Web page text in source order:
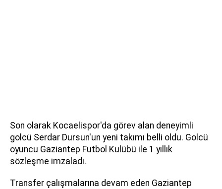
Son olarak Kocaelispor'da görev alan deneyimli
golcü Serdar Dursun'un yeni takımı belli oldu. Golcü
oyuncu Gaziantep Futbol Kulübü ile 1 yıllık
sözleşme imzaladı.
Transfer çalışmalarına devam eden Gaziantep